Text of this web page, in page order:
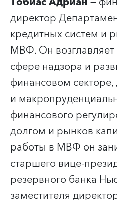
директор
кредитных систем и
МВФ. Он
сфере надзора и
финансовом
и
финансового
долгом и рынков
работы в МВФ он
старшего вице-
резервного банка
заместителя